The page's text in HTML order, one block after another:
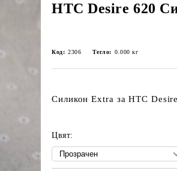
HTC Desire 620
Код: 2306 Тегло: 0.000 кг
Силикон Extra за HTC Desire
Цвят: